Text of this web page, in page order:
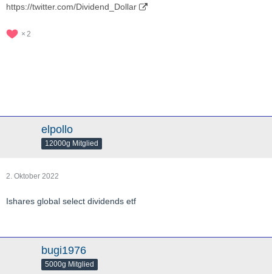
https://twitter.com/Dividend_Dollar
2
elpollo
12000g Mitglied
2. Oktober 2022
Ishares global select dividends etf
bugi1976
5000g Mitglied